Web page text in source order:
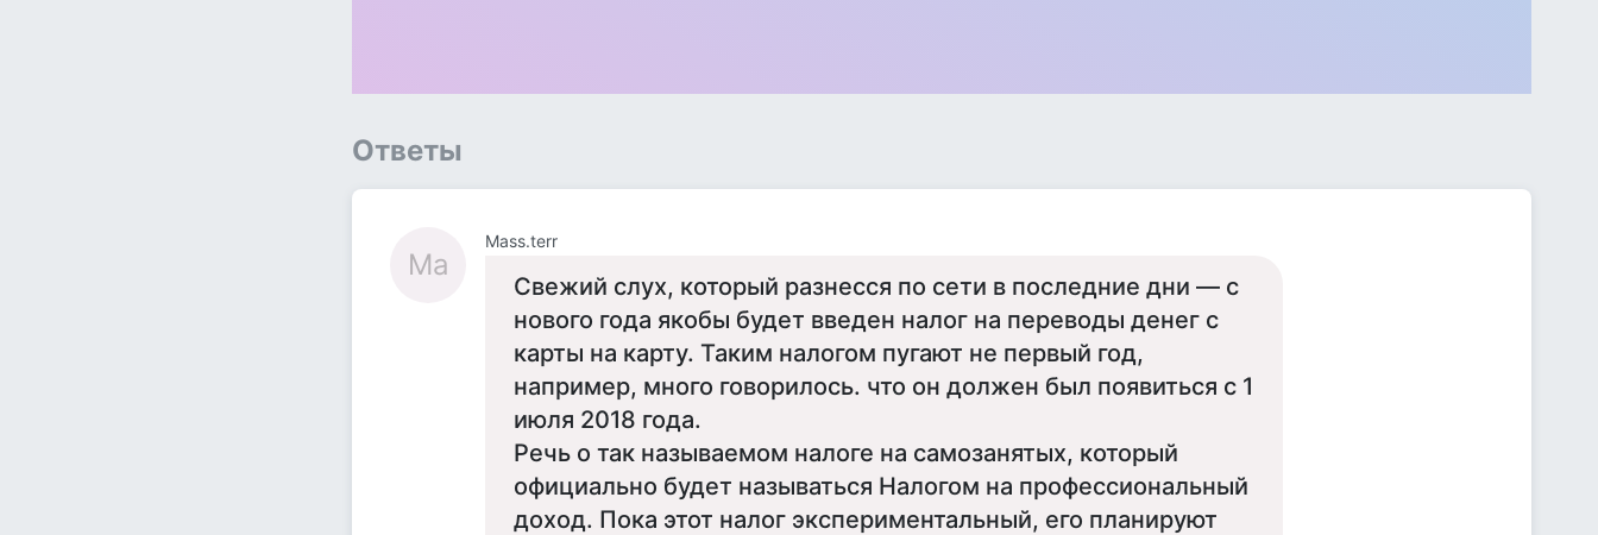
Ответы
Ma
Mass.terr
Свежий слух, который разнесся по сети в последние дни — с
нового года якобы будет введен налог на переводы денег с
карты на карту. Таким налогом пугают не первый год,
например, много говорилось. что он должен был появиться с 1
июля 2018 года.
Речь о так называемом налоге на самозанятых, который
официально будет называться Налогом на профессиональный
доход. Пока этот налог экспериментальный, его планируют